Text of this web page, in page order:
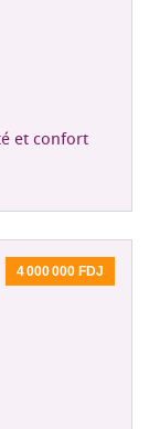
et confort
4 000 000 FDJ